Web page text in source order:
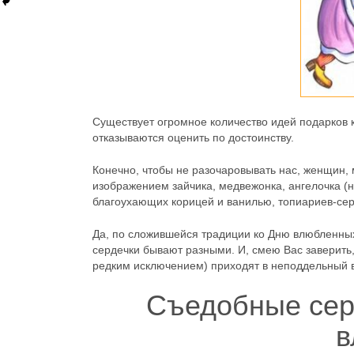
Существует огромное количество идей
отказываются оценить по достоинству.
Конечно, чтобы не разочаровывать нас,
изображением зайчика, медвежонка, ангелочка
благоухающих корицей и ванилью, топиариев-
Да, по сложившейся традиции ко Дню
сердечки бывают разными. И, смею Вас
редким исключением) приходят в неподдельный
Съедобные